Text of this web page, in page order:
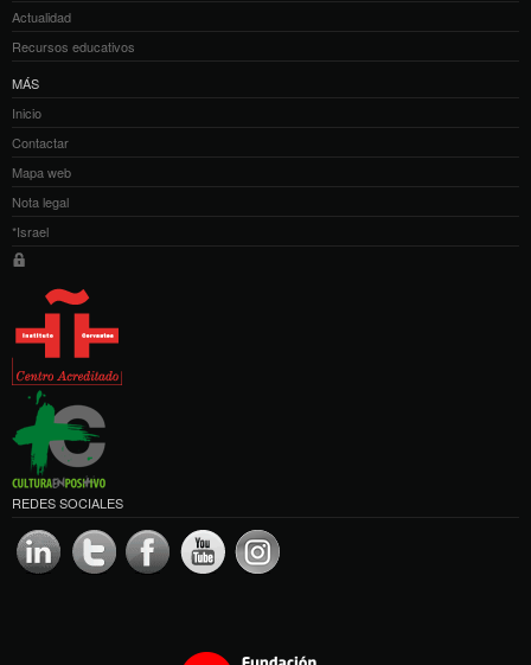
Actualidad
Recursos educativos
MÁS
Inicio
Contactar
Mapa web
Nota legal
*Israel
REDES SOCIALES